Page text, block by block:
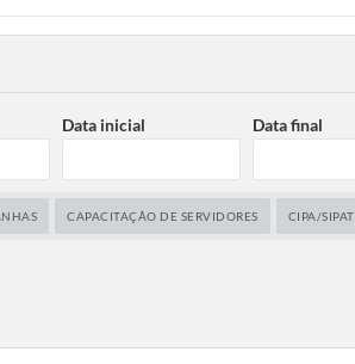
Data inicial Data final
CAPACITAÇÃO DE SERVIDORES CIPA/SIPAT